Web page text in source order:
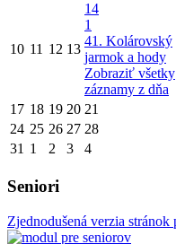
10 11 12 13
14
1
41. Kolárovský
jarmok a hody
Zobraziť všetky
záznamy z dňa
17 18 19 20 21
24 25 26 27 28
31 1 2 3 4
Seniori
Zjednodušená verzia stránok